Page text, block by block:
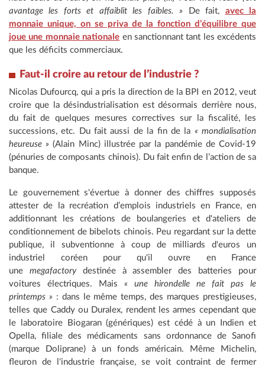
avantage les forts et affaiblit les faibles. » De fait, avec la
monnaie unique, on se priva de la fonction d’équilibre que
joue une monnaie nationale en sanctionnant tant les excédents
que les déficits commerciaux.
Faut-il croire au retour de l’industrie ?
Nicolas Dufourcq, qui a pris la direction de la BPI en 2012, veut
croire que la désindustrialisation est désormais derrière nous,
du fait de quelques mesures correctives sur la fiscalité, les
successions, etc. Du fait aussi de la fin de la « mondialisation
heureuse » (Alain Minc) illustrée par la pandémie de Covid-19
(pénuries de composants chinois). Du fait enfin de l’action de sa
banque.
Le gouvernement s'évertue à donner des chiffres supposés
attester de la recréation d’emplois industriels en France, en
additionnant les créations de boulangeries et d'ateliers de
conditionnement de bibelots chinois. Peu regardant sur la dette
publique, il subventionne à coup de milliards d'euros un
industriel coréen pour qu'il ouvre en France
une megafactorydestinée à assembler des batteries pour
voitures électriques. Mais « une hirondelle ne fait pas le
printemps » : dans le même temps, des marques prestigieuses,
telles que Caddy ou Duralex, rendent les armes cependant que
le laboratoire Biogaran (génériques) est cédé à un Indien et
Opella, filiale des médicaments sans ordonnance de Sanofi
(marque Doliprane) à un fonds américain. Même Michelin,
fleuron de l'industrie française, se voit contraint de fermer